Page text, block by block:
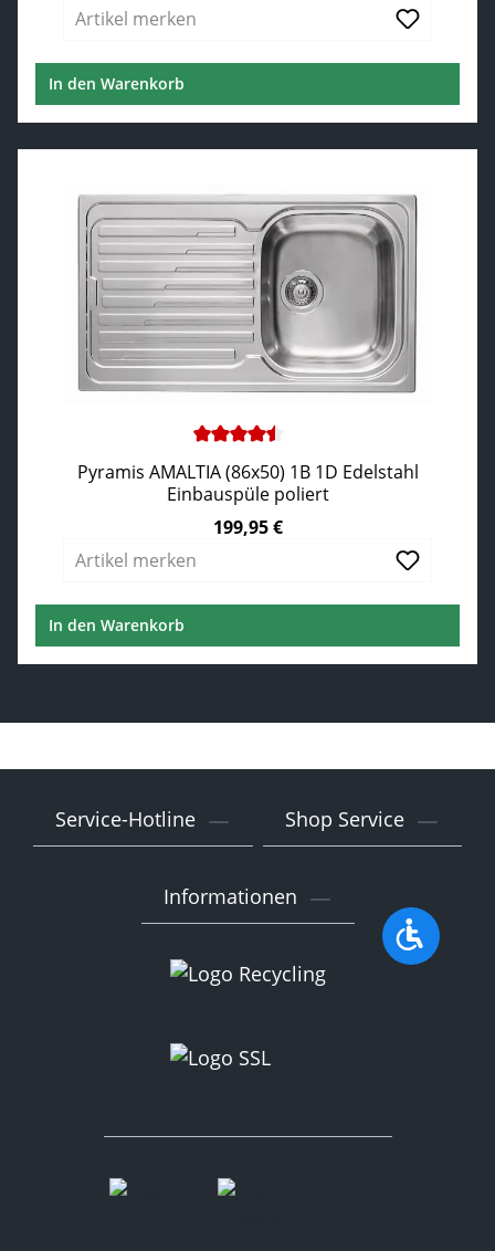
Artikel merken
In den Warenkorb
Durchschnittliche Bewertung von 4.5 von 5 Sternen
Pyramis AMALTIA (86x50) 1B 1D Edelstahl
Einbauspüle poliert
199,95 €
Artikel merken
In den Warenkorb
Service-Hotline Shop Service
Informationen